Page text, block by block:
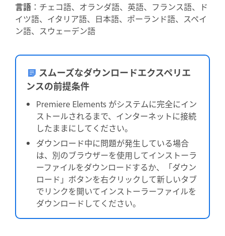
言語 ：チェコ語、オランダ語、英語、フランス語、ド
イツ語、イタリア語、日本語、ポーランド語、スペイ
ン語、スウェーデン語
スムーズなダウンロードエクスペリエ
ンスの前提条件
Premiere Elements がシステムに完全にイン
ストールされるまで、インターネットに接続
したままにしてください。
ダウンロード中に問題が発生している場合
は、 別のブラウザーを使用してインストーラ
ーファイルをダウンロードするか、「ダウン
ロード」ボタンを右クリックして新しいタブ
でリンクを開いてインストーラーファイルを
ダウンロードしてください。